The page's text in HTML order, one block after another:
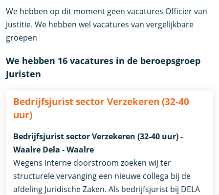
We hebben op dit moment geen vacatures Officier van
Justitie. We hebben wel vacatures van vergelijkbare
groepen
We hebben 16 vacatures in de beroepsgroep
Juristen
Bedrijfsjurist sector Verzekeren (32-40
uur)
Bedrijfsjurist sector Verzekeren (32-40 uur) -
Waalre Dela - Waalre
Wegens interne doorstroom zoeken wij ter
structurele vervanging een nieuwe collega bij de
afdeling Juridische Zaken. Als bedrijfsjurist bij DELA